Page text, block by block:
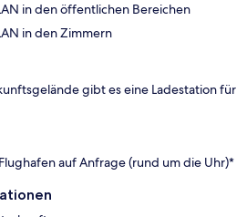
in den öffentlichen Bereichen
in den Zimmern
gibt es eine Ladestation für
auf Anfrage (rund um die Uhr)*